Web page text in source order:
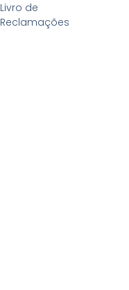
Livro de
Reclamações